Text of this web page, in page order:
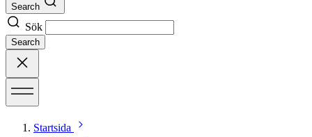
Search
Sök
Search
Startsida